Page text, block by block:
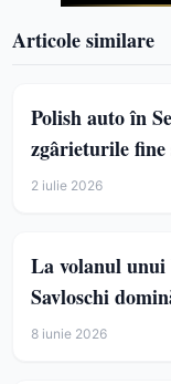
Articole similare
Polish auto în
zgârieturile fine
2 iulie 2026
La volanul
Savloschi
2026
8 iunie 2026